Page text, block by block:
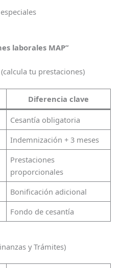
laborales MAP”
tu prestaciones)
Diferencia clave
Cesantía obligatoria
Indemnización + 3 meses
Prestaciones
proporcionales
Bonificación adicional
Fondo de cesantía
y Trámites)